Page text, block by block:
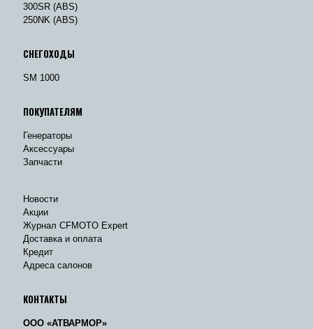
300SR (ABS)
250NK (ABS)
СНЕГОХОДЫ
SM 1000
ПОКУПАТЕЛЯМ
Генераторы
Аксессуары
Запчасти
Новости
Акции
Журнал CFMOTO Expert
Доставка и оплата
Кредит
Адреса салонов
КОНТАКТЫ
ООО «АТВАРМОР»